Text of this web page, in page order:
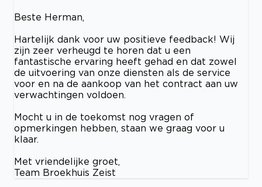
Beste Herman,
Hartelijk dank voor uw positieve feedback! Wij
zijn zeer verheugd te horen dat u een
fantastische ervaring heeft gehad en dat zowel
de uitvoering van onze diensten als de service
voor en na de aankoop van het contract aan uw
verwachtingen voldoen.
Mocht u in de toekomst nog vragen of
opmerkingen hebben, staan we graag voor u
klaar.
Met vriendelijke groet,
Team Broekhuis Zeist